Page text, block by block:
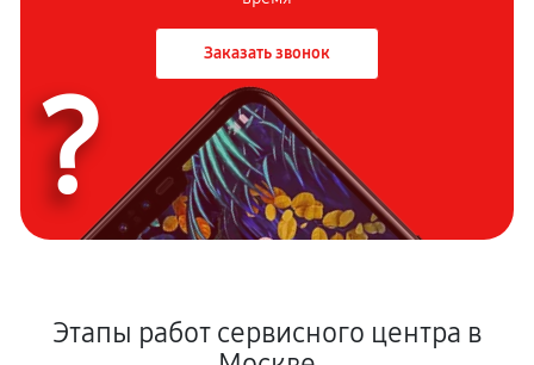
Заказать звонок
?
Этапы работ сервисного центра в